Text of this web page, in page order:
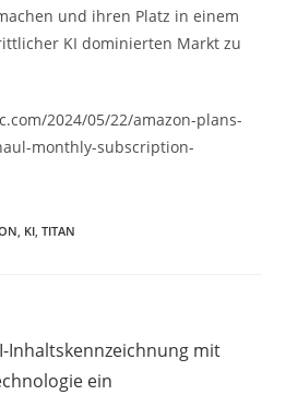
und ihren Platz in einem
KI dominierten Markt zu
2024/05/22/amazon-plans-
monthly-subscription-
, KI, TITAN
Inhaltskennzeichnung mit
ein